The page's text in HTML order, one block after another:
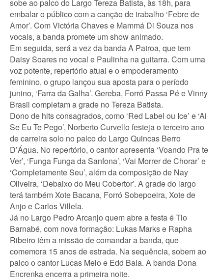
sobe ao palco do Largo Tereza Batista, às 18h, para
embalar o público com a canção de trabalho ‘Febre de
Amor’. Com Victória Chaves e Mammá Di Souza nos
vocais, a banda promete um show animado.
Em seguida, será a vez da banda A Patroa, que tem
Daisy Soares no vocal e Paulinha na guitarra. Com uma
voz potente, repertório atual e o empoderamento
feminino, o grupo lançou sua aposta para o período
junino, ‘Farra da Galha’. Gereba, Forró Passa Pé e Vinny
Brasil completam a grade no Tereza Batista.
Dono de hits consagrados, como ‘Red Label ou Ice’ e ‘Ai
Se Eu Te Pego’, Norberto Curvello festeja o terceiro ano
de carreira solo no palco do Largo Quincas Berro
D’Água. No repertório, o cantor apresenta ‘Voando Pra te
Ver’, ‘Funga Funga da Sanfona’, ‘Vai Morrer de Chorar’ e
‘Completamente Seu’, além da composição de Nay
Oliveira, ‘Debaixo do Meu Cobertor’. A grade do largo
terá também Xote Bacana, Forró Sobepoeira, Xote de
Anjo e Carlos Villela.
Já no Largo Pedro Arcanjo quem abre a festa é Tio
Barnabé, com nova formação: Lukas Marks e Rapha
Ribeiro têm a missão de comandar a banda, que
comemora 15 anos de estrada. Na sequência, sobem ao
palco o cantor Lucas Melo e Edd Bala. A banda Dona
Encrenka encerra a primeira noite.